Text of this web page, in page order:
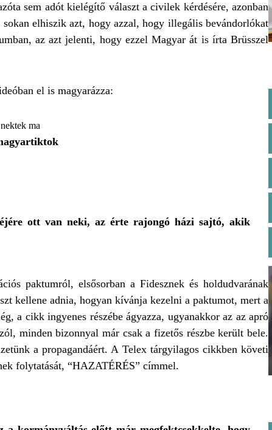
sem adót kielégítő választ a civilek kérdésére, azonban
elhiszik azt, hogy azzal, hogy illegális bevándorlókat
az azt jelenti, hogy ezzel Magyar át is írta Brüsszel
el is magyarázza:
ma
ott van neki, az érte rajongó házi sajtó, akik
paktumról, elsősorban a Fidesznek és holdudvarának
kellene adnia, hogyan kívánja kezelni a paktumot, mert a
a cikk ingyenes részébe ágyazza, ugyanakkor az az apró
minden bizonnyal már csak a fizetős részbe került bele.
a propagandáért. A Telex tárgyilagos cikkben követi
folytatását, “HAZATÉRÉS” címmel.